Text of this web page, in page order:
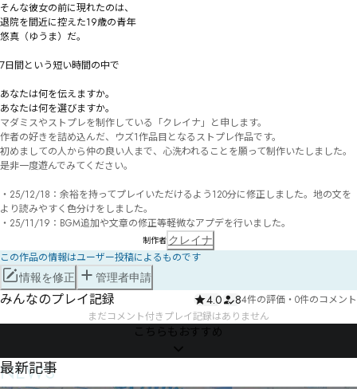
そんな彼女の前に現れたのは、
退院を間近に控えた19歳の青年
悠真（ゆうま）だ。
7日間という短い時間の中で
あなたは何を伝えますか。
あなたは何を選びますか。
マダミスやストプレを制作している「クレイナ」と申します。
作者の好きを詰め込んだ、ウズ1作品目となるストプレ作品です。
初めましての人から仲の良い人まで、心洗われることを願って制作いたしました。
是非一度遊んでみてください。
・25/12/18：余裕を持ってプレイいただけるよう120分に修正しました。地の文を
より読みやすく色分けをしました。
・25/11/19：BGM追加や文章の修正等軽微なアプデを行いました。
制作者 クレイナ
この作品の情報はユーザー投稿によるものです
情報を修正 管理者申請
みんなのプレイ記録 4.0 84件の評価 ・ 0件のコメント
まだコメント付きプレイ記録はありません
こちらもおすすめ
NEWS
最新記事